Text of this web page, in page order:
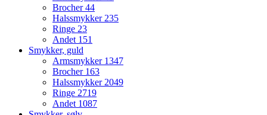
Brocher44
Halssmykker235
Ringe 23
Andet 151
Smykker, guld
Armsmykker 1347
Brocher 163
Halssmykker2049
Ringe 2719
Andet 1087